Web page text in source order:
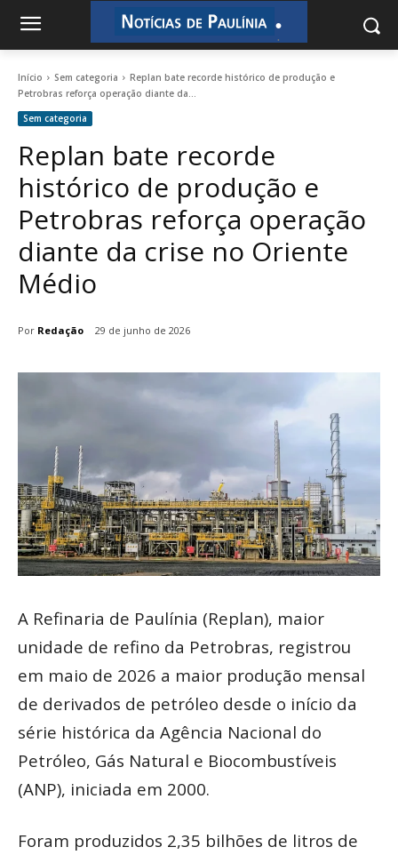
.
.
Início Sem categoria
Replan bate recorde histórico de produção e
Petrobras reforça operação diante da...
Sem categoria
Replan bate recorde
histórico de produção e
Petrobras reforça operação
diante da crise no Oriente
Médio
Por Redação 29 de junho de 2026
A Refinaria de Paulínia (Replan), maior
unidade de refino da Petrobras, registrou
em maio de 2026 a maior produção mensal
de derivados de petróleo desde o início da
série histórica da Agência Nacional do
Petróleo, Gás Natural e Biocombustíveis
(ANP), iniciada em 2000.
Foram produzidos 2,35 bilhões de litros de